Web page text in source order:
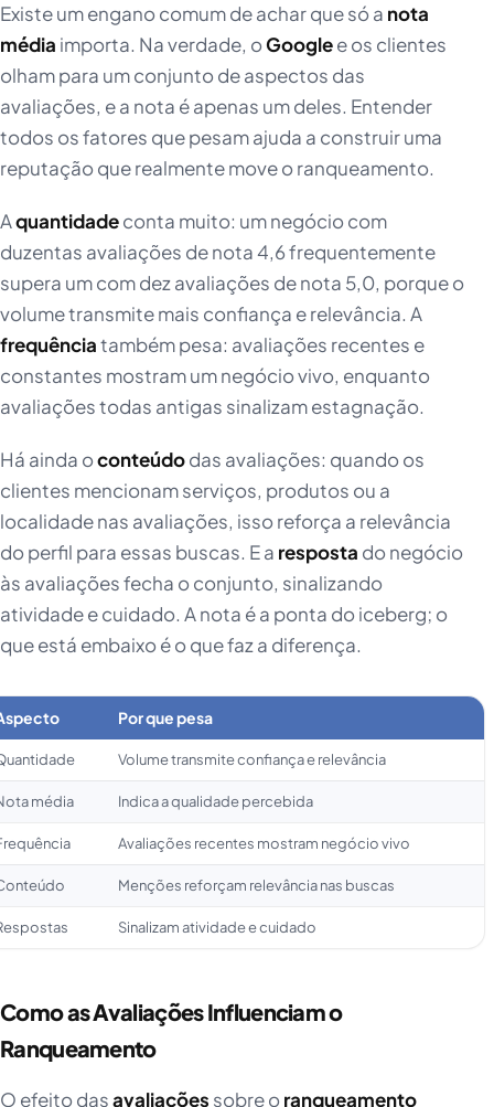
Existe um engano comum de achar que só a nota
média importa. Na verdade, oGooglee os clientes
olham para um conjunto de aspectos das
avaliações, e a nota é apenas um deles. Entender
todos os fatores que pesam ajuda a construir uma
reputação que realmente move o ranqueamento.
Aquantidadeconta muito: um negócio com
duzentas avaliações de nota 4,6 frequentemente
supera um com dez avaliações de nota 5,0, porque o
volume transmite mais confiança e relevância. A
frequênciatambém pesa: avaliações recentes e
constantes mostram um negócio vivo, enquanto
avaliações todas antigas sinalizam estagnação.
Há ainda oconteúdodas avaliações: quando os
clientes mencionam serviços, produtos ou a
localidade nas avaliações, isso reforça a relevância
do perfil para essas buscas. E a resposta do negócio
às avaliações fecha o conjunto, sinalizando
atividade e cuidado. A nota é a ponta do iceberg; o
que está embaixo é o que faz a diferença.
Por que pesa
Volume transmite confiança e relevância
média Indica a qualidade percebida
Avaliações recentes mostram negócio vivo
Menções reforçam relevância nas buscas
Sinalizam atividade e cuidado
Como as Avaliações Influenciam o
Ranqueamento
O efeito dasavaliações sobre oranqueamento